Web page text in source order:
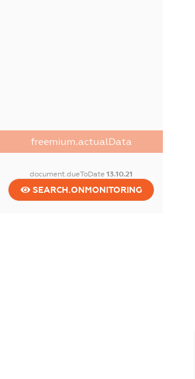
freemium.actualData
document.dueToDate13.10.21
SEARCH.ONMONITORING